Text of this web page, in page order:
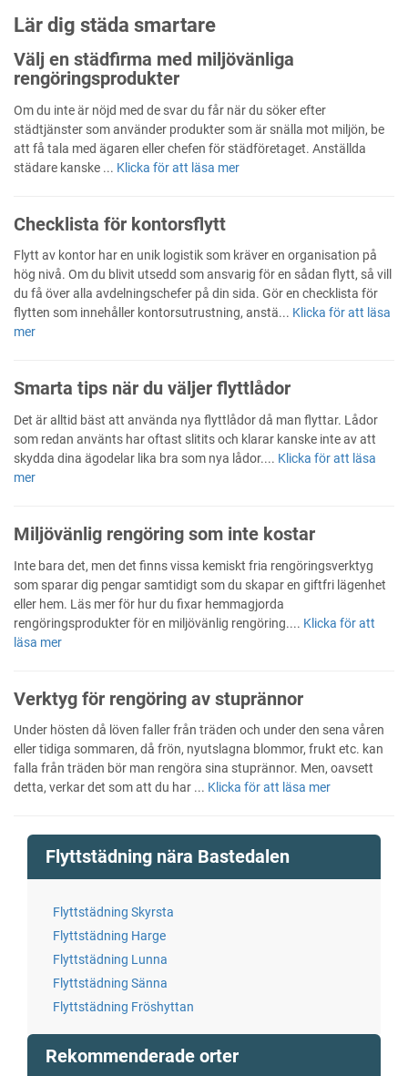
Lär dig städa smartare
Välj en städfirma med miljövänliga
rengöringsprodukter
Om du inte är nöjd med de svar du får när du söker efter
städtjänster som använder produkter som är snälla mot miljön, be
att få tala med ägaren eller chefen för städföretaget. Anställda
städare kanske ... Klicka för att läsa mer
Checklista för kontorsflytt
Flytt av kontor har en unik logistik som kräver en organisation på
hög nivå. Om du blivit utsedd som ansvarig för en sådan flytt, så vill
du få över alla avdelningschefer på din sida. Gör en checklista för
flytten som innehåller kontorsutrustning, anstä... Klicka för att läsa
mer
Smarta tips när du väljer flyttlådor
Det är alltid bäst att använda nya flyttlådor då man flyttar. Lådor
som redan använts har oftast slitits och klarar kanske inte av att
skydda dina ägodelar lika bra som nya lådor.... Klicka för att läsa
mer
Miljövänlig rengöring som inte kostar
Inte bara det, men det finns vissa kemiskt fria rengöringsverktyg
som sparar dig pengar samtidigt som du skapar en giftfri lägenhet
eller hem. Läs mer för hur du fixar hemmagjorda
rengöringsprodukter för en miljövänlig rengöring.... Klicka för att
läsa mer
Verktyg för rengöring av stuprännor
Under hösten då löven faller från träden och under den sena våren
eller tidiga sommaren, då frön, nyutslagna blommor, frukt etc. kan
falla från träden bör man rengöra sina stuprännor. Men, oavsett
detta, verkar det som att du har ... Klicka för att läsa mer
Flyttstädning nära Bastedalen
Flyttstädning Skyrsta
Flyttstädning Harge
Flyttstädning Lunna
Flyttstädning Sänna
Flyttstädning Fröshyttan
Rekommenderade orter